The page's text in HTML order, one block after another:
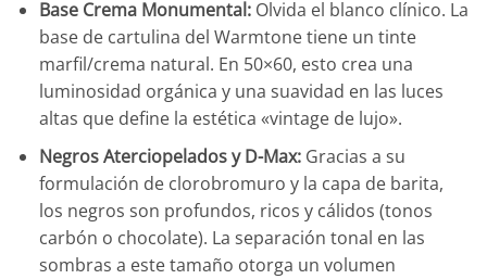
Base Crema Monumental:Olvida el blanco clínico. La
base de cartulina del Warmtone tiene un tinte
marfil/crema natural. En 50×60, esto crea una
luminosidad orgánica y una suavidad en las luces
altas que define la estética «vintage de lujo».
Negros Aterciopelados y D-Max:Gracias a su
formulación de clorobromuro y la capa de barita,
los negros son profundos, ricos y cálidos (tonos
carbón o chocolate). La separación tonal en las
sombras a este tamaño otorga un volumen